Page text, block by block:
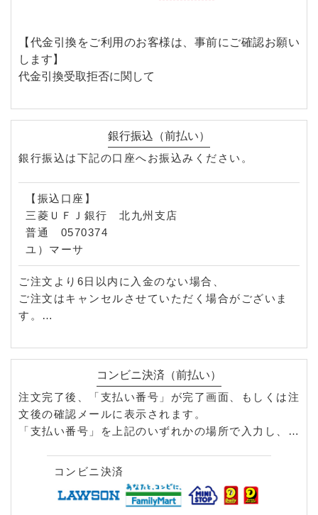
ル・房掛け等のメーカー直送商品や
メール便配送をご選択の場合、代金引換がご利用い
ただけません。
せていただく場合がございます。
予めご了承ください。
※お支払金額が10万円を超える場合、
代引きでのお支払をお断りさせていただいておりま
す。
【代金引換をご利用のお客様は、事前にご確認お願い
します】
代金引換受取拒否に関して
銀行振込（前払い）
銀行振込は下記の口座へお振込みください。
【振込口座】
三菱ＵＦＪ銀行 北九州支店
普通 0570374
ユ）マーサ
ご注文より6日以内に入金のない場合、
ご注文はキャンセルさせていただく場合がございま
す。
コンビニ決済（前払い）
注文完了後、「支払い番号」が完了画面、もしくは注
文後の確認メールに表示されます。
「支払い番号」を上記のいずれかの場所で入力し、お
コンビニの専用端末、銀行ATM、ネットバンク、い
ずれもご利用いただけます。
注文より6日以内にお支払いください。
コンビニ決済